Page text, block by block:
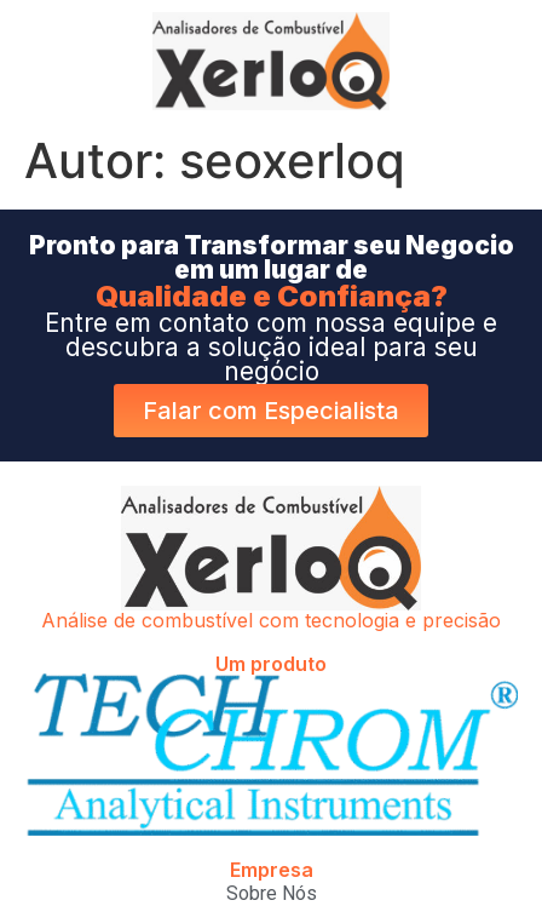
Autor: seoxerloq
Pronto para Transformar seu Negocio
em um lugar de
Qualidade e Confiança?
Entre em contato com nossa equipe e
descubra a solução ideal para seu
negócio
Falar com Especialista
Análise de combustível com tecnologia e precisão
Um produto
Empresa
Sobre Nós